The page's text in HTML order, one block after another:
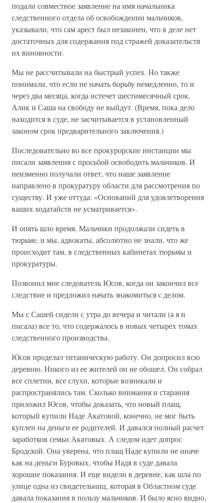
подали совместное заявление на имя начальника
следственного отдела об освобождении мальчиков,
указывали, что сам арест был незаконен, что в деле нет
достаточных для содержания под стражей доказательств
их виновности.
Мы не рассчитывали на быстрый успех. Но также
понимали, что если не начать борьбу немедленно, то и
через два месяца, когда истечет шестимесячный срок,
Алик и Саша на свободу не выйдут. (Время, пока дело
находится в суде, не засчитывается в установленный
законом срок предварительного заключения.)
Последовательно во все прокурорские инстанции мы
писали заявления с просьбой освободить мальчиков. И
неизменно получали ответ, что наше заявление
направлено в прокуратуру области для рассмотрения по
существу. И уже оттуда: «Оснований для удовлетворения
ваших ходатайств не усматривается».
И опять шло время. Мальчики продолжали сидеть в
тюрьме, и мы, адвокаты, абсолютно не знали, что же
происходит там, в следственных кабинетах тюрьмы и
прокуратуры.
Позвонил мне следователь Юсов, когда он закончил все
следствие и предложил начать знакомиться с делом.
Мы с Сашей сидели с утра до вечера и читали (а я и
писала) все то, что содержалось в новых четырех томах
следственного производства.
Юсов проделал титаническую работу. Он допросил всю
деревню. Никого из ее жителей он не обошел. Он собрал
все сплетни, все слухи, которые возникали и
распространялись там. Сколько внимания и старания
приложил Юсов, чтобы доказать, что новый плащ,
который купили Наде Акатовой, конечно, не мог быть
куплен на деньги ее родителей. И давался полный расчет
заработков семьи Акатовых. А следом идет допрос
Бродской. Она уверена, что плащ Наде купили не иначе
как на деньги Буровых, чтобы Надя в суде давала
хорошие показания. И еще видели в деревне, как шла по
улице одна из свидетельниц, которая в Областном суде
давала показания в пользу мальчиков. И было ясно видно,